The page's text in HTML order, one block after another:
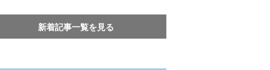
新着記事一覧を見る